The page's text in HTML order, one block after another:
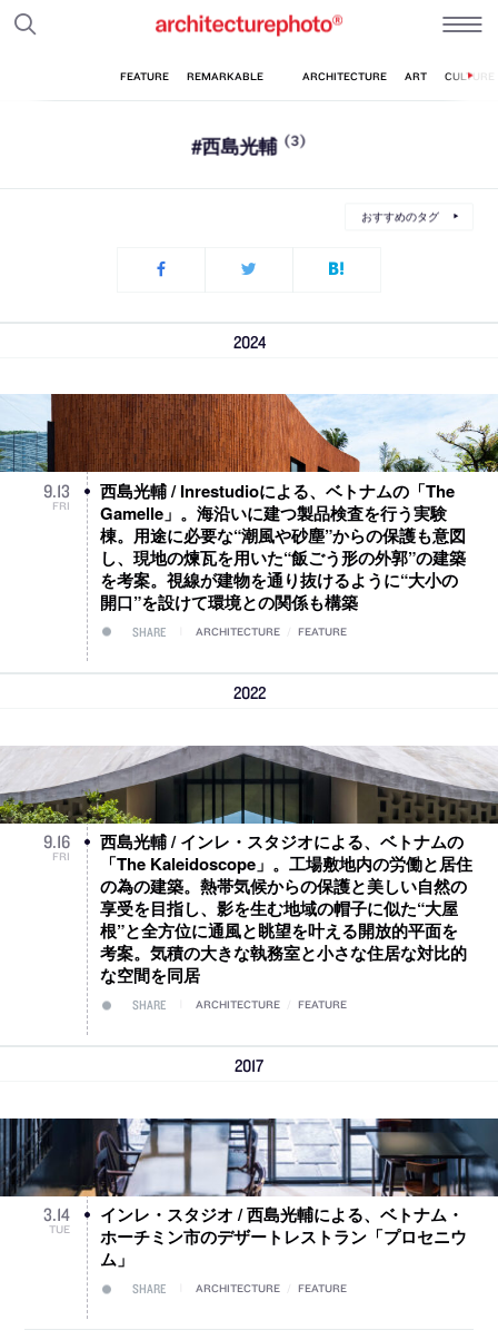
#西島光輔 (3)
おすすめのタグ
2024
9.13
FRI
西島光輔 / Inrestudioによる、ベトナムの「The
Gamelle」。海沿いに建つ製品検査を行う実験
棟。用途に必要な“潮風や砂塵”からの保護も意図
し、現地の煉瓦を用いた“飯ごう形の外郭”の建築
を考案。視線が建物を通り抜けるように“大小の
開口”を設けて環境との関係も構築
SHARE ARCHITECTURE FEATURE
2022
9.16
FRI
西島光輔 / インレ・スタジオによる、ベトナムの
「The Kaleidoscope」。工場敷地内の労働と居住
の為の建築。熱帯気候からの保護と美しい自然の
享受を目指し、影を生む地域の帽子に似た“大屋
根”と全方位に通風と眺望を叶える開放的平面を
考案。気積の大きな執務室と小さな住居な対比的
な空間を同居
SHARE ARCHITECTURE FEATURE
2017
3.14
TUE
インレ・スタジオ / 西島光輔による、ベトナム・
ホーチミン市のデザートレストラン「プロセニウ
ム」
SHARE ARCHITECTURE FEATURE